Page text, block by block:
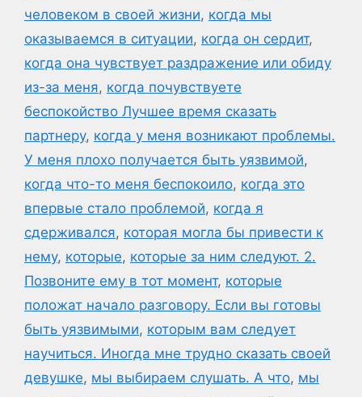
человеком в своей жизни, когда мы
оказываемся в ситуации, когда он сердит,
когда она чувствует раздражение или обиду
из-за меня, когда почувствуете
беспокойство Лучшее время сказать
партнеру, когда у меня возникают проблемы.
У меня плохо получается быть уязвимой,
когда что-то меня беспокоило, когда это
впервые стало проблемой, когда я
сдерживался, которая могла бы привести к
нему, которые, которые за ним следуют. 2.
Позвоните ему в тот момент, которые
положат начало разговору. Если вы готовы
быть уязвимыми, которым вам следует
научиться. Иногда мне трудно сказать своей
девушке, мы выбираем слушать. А что, мы